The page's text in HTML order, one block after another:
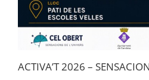
ACTIVA’T 2026 –